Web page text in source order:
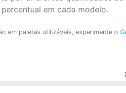
em cada modelo.
em paletas utilizáveis, experimente o